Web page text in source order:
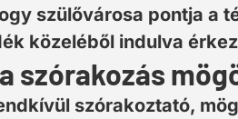
szülővárosa pontja a
közeléből indulva
szórakozás
szórakoztató,